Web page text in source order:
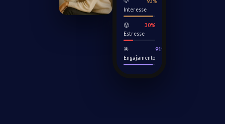
Interesse
😟
Estresse
30%
🎯
Engajamento
91%